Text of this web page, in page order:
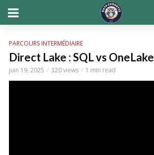
PARCOURS INTERMÉDIAIRE
Direct Lake : SQL vs OneLake
juin 19, 2025 320 views 1 min read